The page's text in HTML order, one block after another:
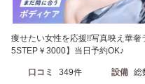
痩せたい女性を応援!!写真映え華
5STEP￥3000】当日予約OK♪
口コミ 349件 設備 総